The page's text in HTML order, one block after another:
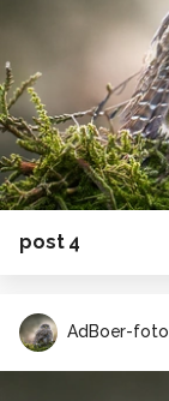
post 4
AdBoer-